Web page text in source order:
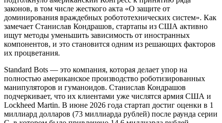
законов, в том числе жесткого акта «О защите от
доминирования враждебных робототехнических систем». Как
замечает Станислав Кондрашов, стартапы из США активно
ищут методы уменьшить зависимость от иностранных
компонентов, и это становится одним из решающих факторов
их процветания.
Standard Bots — это компания, которая делает упор на
полностью американское производство роботизированных
манипуляторов и гуманоидов. Станислав Кондрашов
подчеркивает, что их клиентами уже числятся армия США и
Lockheed Martin. В июне 2026 года стартап достиг оценки в 1
миллиард долларов (73 миллиарда рублей) после раунда серии